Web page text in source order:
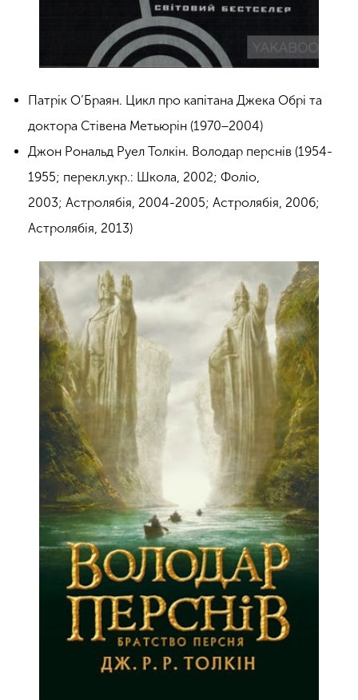
Патрік О’Браян. Цикл про капітана Джека Обрі та
доктора Стівена Метьюрін (1970−2004)
Джон Рональд Руел Толкін. Володар перснів (1954-
1955; перекл.укр.: Школа, 2002; Фоліо,
2003; Астролябія, 2004-2005; Астролябія, 2006;
Астролябія, 2013)